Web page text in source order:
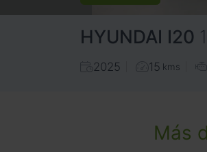
HYUNDAI I20
2025 15 kms
Más